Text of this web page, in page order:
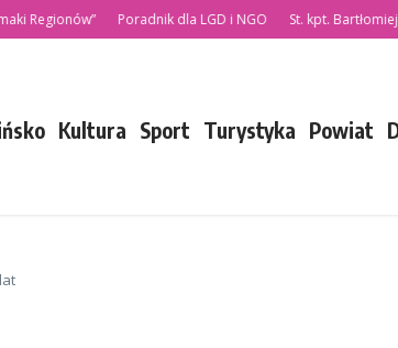
Poradnik dla LGD i NGO St. kpt. Bartłomiej
Kultura Sport Turystyka Powiat